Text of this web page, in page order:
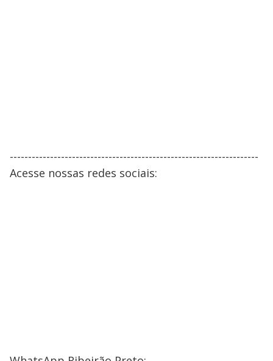
--------------------------------------------------------------------
Acesse nossas redes sociais: